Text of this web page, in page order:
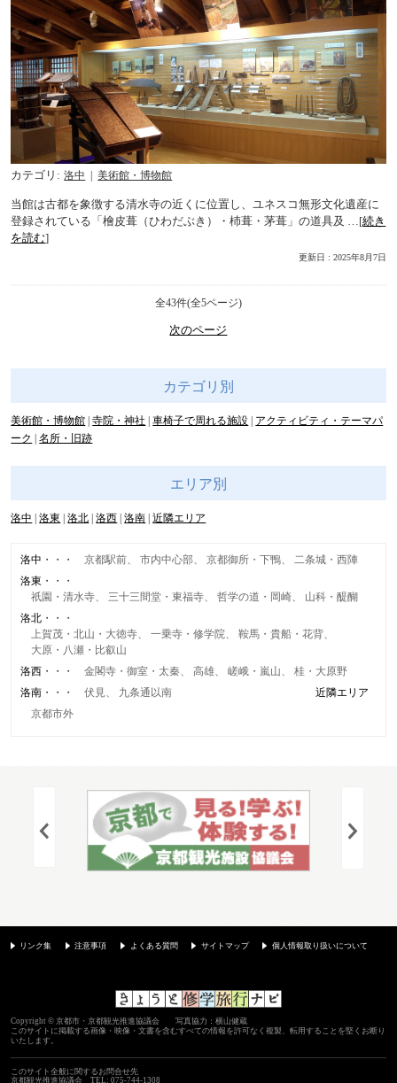
カテゴリ 洛中 美術館・博物館
当館は古都を象徴する清水寺の近くに位置し、ユネスコ無形文化遺産に
登録されている「檜皮葺（ひわだぶき）・杮葺・茅葺」の道具及 …[続き
を読む]
更新日 : 2025年8月7日
全43件(全5ページ)
次のページ
カテゴリ別
美術館・博物館 寺院・神社 車椅子で周れる施設
アクティビティ・テーマパ
ーク
名所・旧跡
エリア別
洛中 洛東 洛北 洛西 洛南 近隣エリア
洛中 京都駅前 市内中心部 京都御所・下鴨
二条城・西陣
洛東
祇園・清水寺
三十三間堂・東福寺 哲学の道・岡崎
山科・醍醐
洛北
上賀茂・北山・大徳寺
一乗寺・修学院
鞍馬・貴船・花背
大原・八瀬・比叡山
洛西
金閣寺・御室・太秦 高雄 嵯峨・嵐山
桂・大原野
洛南
伏見 九条通以南
近隣エリア
京都市外
リンク集 注意事項 よくある質問 サイトマップ 個人情報取り扱いについて
Copyright © 京都市・京都観光推進協議会 写真協力：横山健蔵
このサイトに掲載する画像・映像・文書を含むすべての情報を許可なく複製、転用することを堅くお断り
いたします。
このサイト全般に関するお問合せ先
京都観光推進協議会
TEL: 075-744-1308